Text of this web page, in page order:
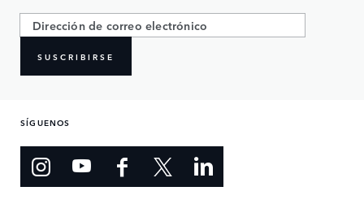
SUSCRIBIRSE
SÍGUENOS